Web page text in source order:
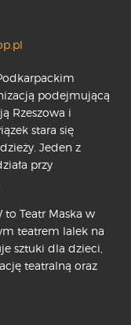
podejmującą
Rzeszowa i
stara się
Jeden z
przy
to Teatr Maska w
teatrem lalek na
sztuki dla dzieci,
teatralną oraz